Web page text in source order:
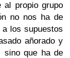
al propio grupo
no nos ha de
los supuestos
añorado y
sino que ha de